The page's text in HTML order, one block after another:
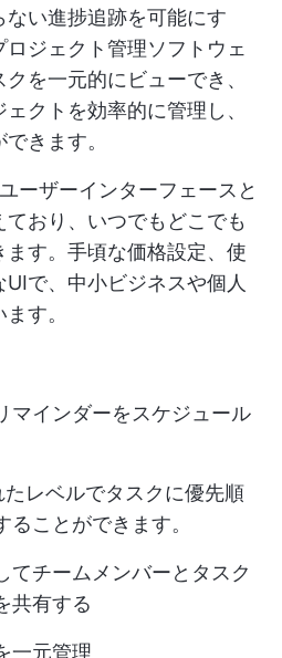
い進捗追跡を可能にす
ジェクト管理ソフトウェ
を一元的にビューでき、
クトを効率的に管理し、
きます。
ーザーインターフェースと
おり、いつでもどこでも
す。手頃な価格設定、使
で、中小ビジネスや個人
す。
マインダーをスケジュール
レベルでタスクに優先順
ことができます。
てチームメンバーとタスク
共有する
一元管理